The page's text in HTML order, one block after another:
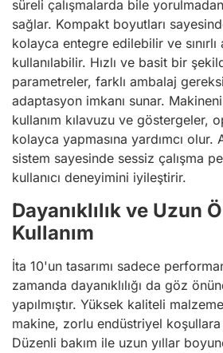
süreli çalışmalarda bile
sağlar. Kompakt boyutları
kolayca entegre edilebilir ve sınırlı
kullanılabilir. Hızlı ve basit bir
parametreler, farklı ambalaj
adaptasyon imkanı sunar.
kullanım kılavuzu ve göstergeler,
kolayca yapmasına yardımcı olur.
sistem sayesinde sessiz çalışma
kullanıcı deneyimini iyileştirir.
Dayanıklılık ve Uzun
Kullanım
İta 10'un tasarımı sadece
zamanda dayanıklılığı da göz
yapılmıştır. Yüksek kaliteli
makine, zorlu endüstriyel
Düzenli bakım ile uzun yıllar